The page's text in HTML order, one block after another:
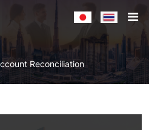
Reconciliation